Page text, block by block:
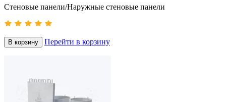
Стеновые панели/Наружные стеновые панели
В корзину Перейти в корзину